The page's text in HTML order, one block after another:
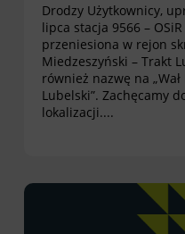
Drodzy Użytkownicy,
lipca stacja 9566 –
przeniesiona w rejon
Miedzeszyński – Trakt
również nazwę na
Lubelski”. Zachęcamy
lokalizacji....